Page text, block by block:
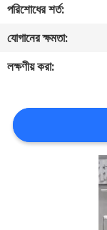
আমাদের
সাথে
করুন
পরিশোধের শর্ত:
যোগানের ক্ষমতা:
লক্ষণীয় করা: